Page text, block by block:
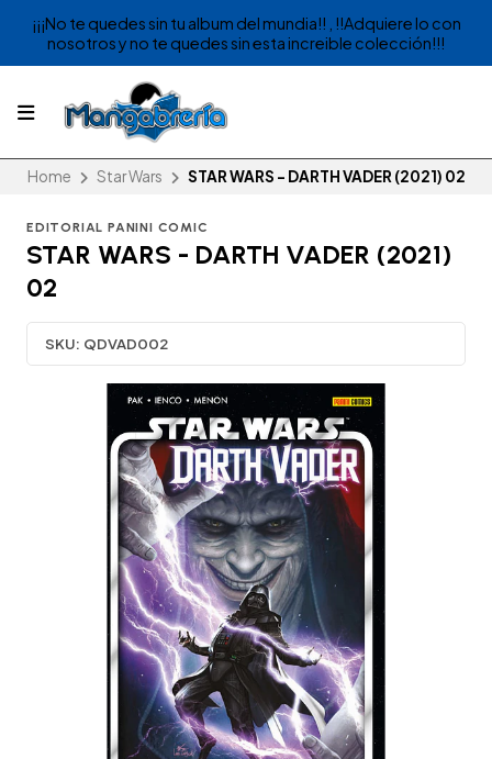
¡¡¡No te quedes sin tu album del mundia!! , !!Adquiere lo con
nosotros y no te quedes sin esta increible colección!!!
Home Star Wars STAR WARS - DARTH VADER (2021) 02
EDITORIAL PANINI COMIC
STAR WARS - DARTH VADER (2021)
02
SKU: QDVAD002